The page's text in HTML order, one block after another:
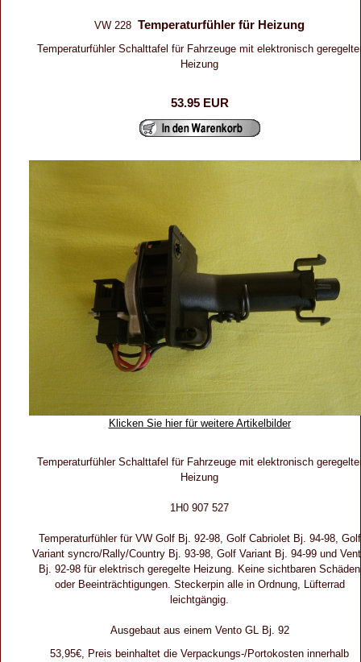
VW 228 Temperaturfühler für Heizung
Temperaturfühler Schalttafel für Fahrzeuge mit elektronisch
Heizung
53.95 EUR
Klicken Sie hier für weitere Artikelbilder
Temperaturfühler Schalttafel für Fahrzeuge mit elektronisch
Heizung
1H0 907 527
Temperaturfühler für VW Golf Bj. 92-98, Golf Cabriolet Bj. 94-98, Golf
Variant syncro/Rally/Country Bj. 93-98, Golf Variant Bj. 94-99 und
Bj. 92-98 für elektrisch geregelte Heizung. Keine sichtbaren Schäden
oder Beeinträchtigungen. Steckerpin alle in Ordnung, Lüfterrad
leichtgängig.
Ausgebaut aus einem Vento GL Bj. 92
53,95€, Preis beinhaltet die Verpackungs-/Portokosten innerhalb